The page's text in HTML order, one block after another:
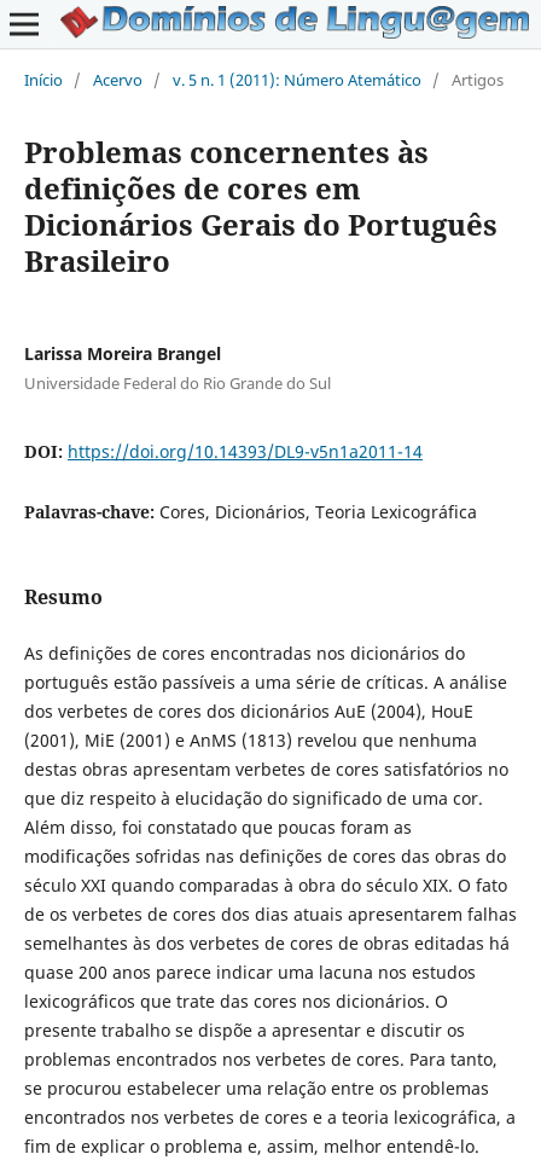
Início / Acervo / v. 5 n. 1 (2011): Número Atemático / Artigos
Problemas concernentes às
definições de cores em
Dicionários Gerais do Português
Brasileiro
Larissa Moreira Brangel
Universidade Federal do Rio Grande do Sul
DOI: https://doi.org/10.14393/DL9-v5n1a2011-14
Palavras-chave: Cores, Dicionários, Teoria Lexicográfica
Resumo
As definições de cores encontradas nos dicionários do
português estão passíveis a uma série de críticas. A análise
dos verbetes de cores dos dicionários AuE (2004), HouE
(2001), MiE (2001) e AnMS (1813) revelou que nenhuma
destas obras apresentam verbetes de cores satisfatórios no
que diz respeito à elucidação do significado de uma cor.
Além disso, foi constatado que poucas foram as
modificações sofridas nas definições de cores das obras do
século XXI quando comparadas à obra do século XIX. O fato
de os verbetes de cores dos dias atuais apresentarem falhas
semelhantes às dos verbetes de cores de obras editadas há
quase 200 anos parece indicar uma lacuna nos estudos
lexicográficos que trate das cores nos dicionários. O
presente trabalho se dispõe a apresentar e discutir os
problemas encontrados nos verbetes de cores. Para tanto,
se procurou estabelecer uma relação entre os problemas
encontrados nos verbetes de cores e a teoria lexicográfica, a
fim de explicar o problema e, assim, melhor entendê-lo.